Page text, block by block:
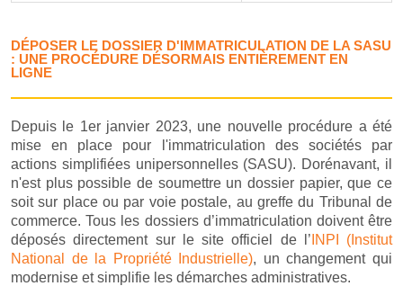
DÉPOSER LE DOSSIER D'IMMATRICULATION DE LA SASU
: UNE PROCÉDURE DÉSORMAIS ENTIÈREMENT EN
LIGNE
Depuis le 1er janvier 2023, une nouvelle procédure a été
mise en place pour l'immatriculation des sociétés par
actions simplifiées unipersonnelles (SASU). Dorénavant, il
n'est plus possible de soumettre un dossier papier, que ce
soit sur place ou par voie postale, au greffe du Tribunal de
commerce. Tous les dossiers d’immatriculation doivent être
déposés directement sur le site officiel de l’ INPI (Institut
National de la Propriété Industrielle), un changement qui
modernise et simplifie les démarches administratives.